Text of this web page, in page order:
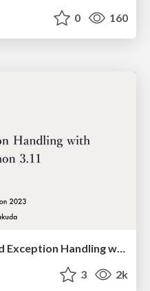
0 160
3 2k